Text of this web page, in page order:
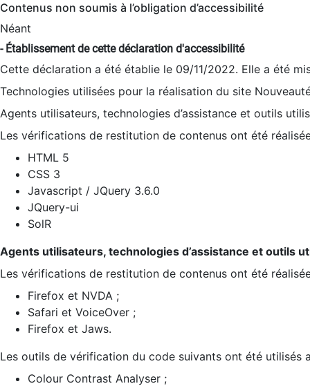
Contenus non soumis à l’obligation d’accessibilité
Néant
- Établissement de cette déclaration d'accessibilité
Cette déclaration a été établie le 09/11/2022. Elle a été
Technologies utilisées pour la réalisation du site
Agents utilisateurs, technologies d’assistance et outils
Les vérifications de restitution de contenus ont été
HTML 5
CSS 3
Javascript / JQuery 3.6.0
JQuery-ui
SolR
Agents utilisateurs, technologies d’assistance et outils
Les vérifications de restitution de contenus ont été
Firefox et NVDA ;
Safari et VoiceOver ;
Firefox et Jaws.
Les outils de vérification du code suivants ont été utilisés
Colour Contrast Analyser ;